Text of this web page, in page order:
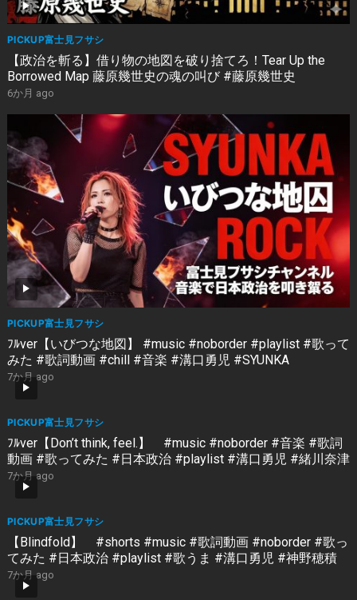
PICKUP富士見フサシ
【政治を斬る】借り物の地図を破り捨てろ！Tear Up the
Borrowed Map 藤原幾世史の魂の叫び #藤原幾世史
6か月 ago
PICKUP富士見フサシ
ﾌﾙver【いびつな地図】 #music #noborder #playlist #歌って
みた #歌詞動画 #chill #音楽 #溝口勇児 #SYUNKA
7か月 ago
PICKUP富士見フサシ
ﾌﾙver【Don’t think, feel.】 #music #noborder #音楽 #歌詞
動画 #歌ってみた #日本政治 #playlist #溝口勇児 #緒川奈津
7か月 ago
PICKUP富士見フサシ
【Blindfold】 #shorts #music #歌詞動画 #noborder #歌っ
てみた #日本政治 #playlist #歌うま #溝口勇児 #神野穂積
7か月 ago